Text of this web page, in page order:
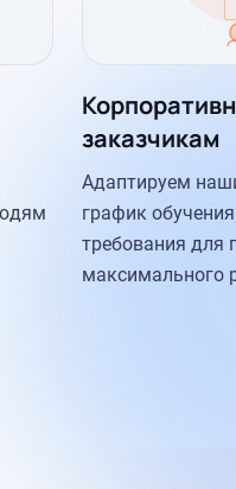
заказчикам
Адаптируем
график
требования для
максимального